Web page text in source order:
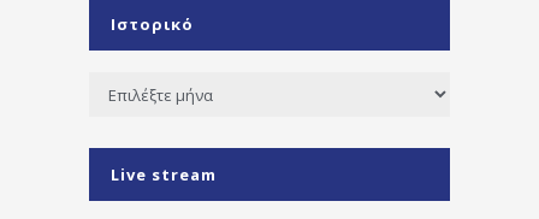
Ιστορικό
Ιστορικό
Live stream